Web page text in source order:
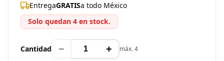
EntregaGRATISa todo México
Solo quedan 4 en stock.
Cantidad − + máx. 4